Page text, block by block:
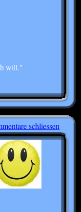
will."
schliessen